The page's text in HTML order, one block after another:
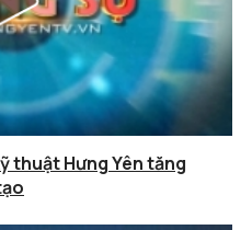
thuật Hưng Yên tăng